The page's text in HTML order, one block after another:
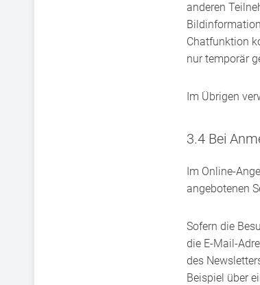
anderen
Chatfunktion
nur temporär
Im Übrigen
3.4 Bei
Im Online-​
angebotenen
Sofern die
die E-​Mail-
des
Beispiel über